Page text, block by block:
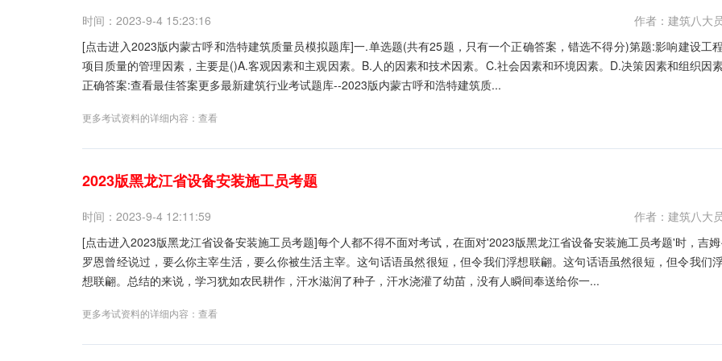
时间：2023-9-4 15:23:16
作者：建筑八大
[点击进入2023版内蒙古呼和浩特建筑质量员模拟题库]一.单选题(共有25题，只有一个正确答案，错选不得分)第题:影响建设工程
项目质量的管理因素，主要是()A.客观因素和主观因素。B.人的因素和技术因素。C.社会因素和环境因素。D.决策因素和组织因
正确答案:查看最佳答案更多最新建筑行业考试题库--2023版内蒙古呼和浩特建筑质...
更多考试资料的详细内容： 查看
2023版黑龙江省设备安装施工员考题
时间：2023-9-4 12:11:59
作者：建筑八大
[点击进入2023版黑龙江省设备安装施工员考题]每个人都不得不面对考试，在面对'2023版黑龙江省设备安装施工员考题'时，吉姆·
罗恩曾经说过，要么你主宰生活，要么你被生活主宰。这句话语虽然很短，但令我们浮想联翩。这句话语虽然很短，但令我们
想联翩。总结的来说，学习犹如农民耕作，汗水滋润了种子，汗水浇灌了幼苗，没有人瞬间奉送给你一...
更多考试资料的详细内容： 查看